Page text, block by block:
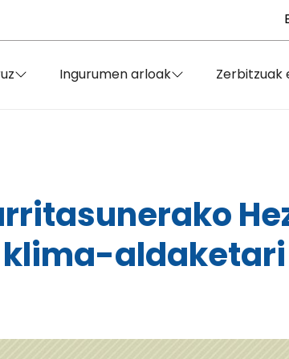
Ingurumen arloak Zerbitzuak